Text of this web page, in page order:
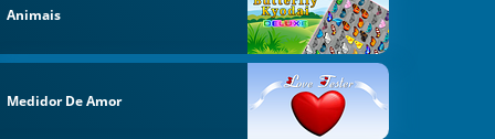
Animais
Medidor De Amor